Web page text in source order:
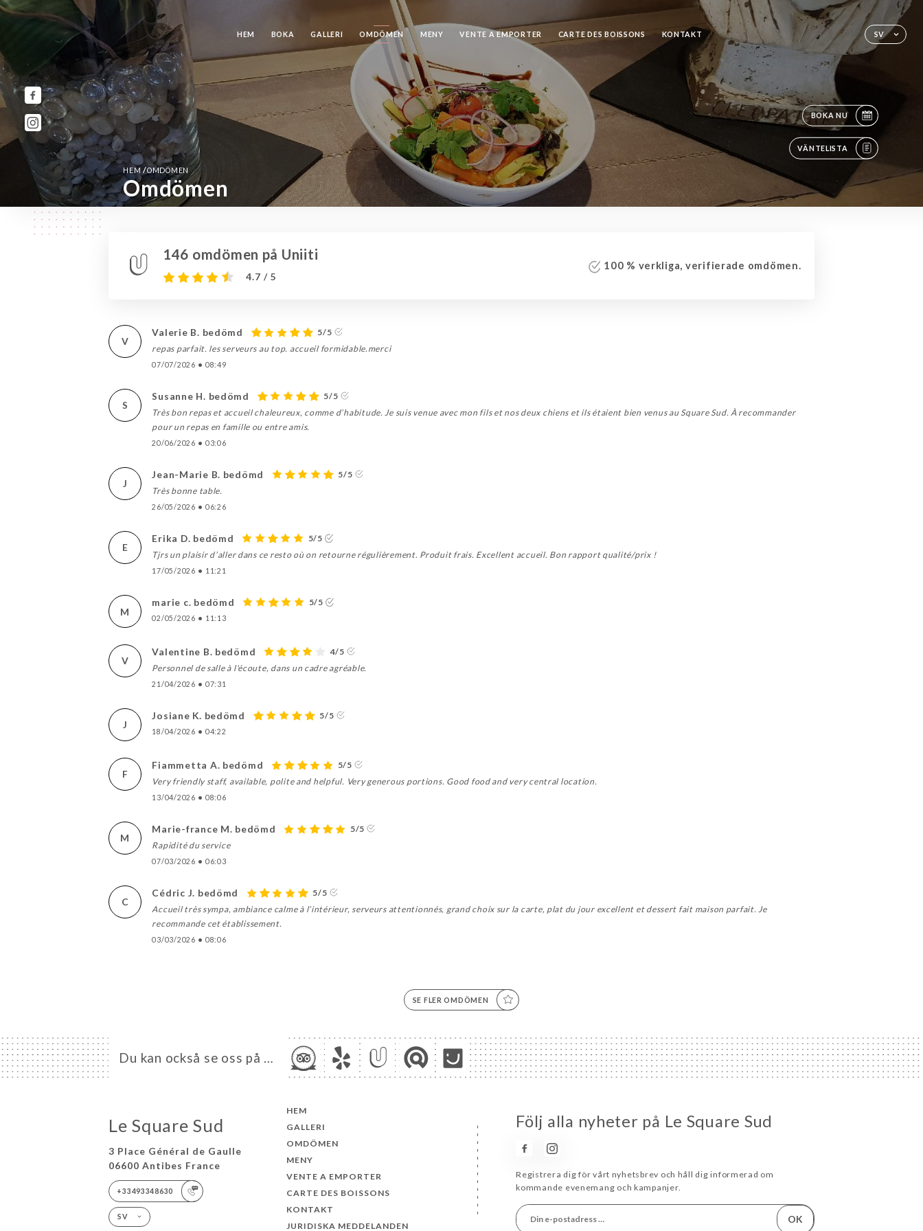
SV
HEM BOKA GALLERI OMDÖMEN MENY VENTE A EMPORTER CARTE DES BOISSONS KONTAKT
BOKA NU
VÄNTELISTA
HEM/OMDÖMEN
Omdömen
146 omdömen på Uniiti
4.7 / 5
100 % verkliga, verifierade omdömen.
V
Valerie B. bedömd
5/5
repas parfait. les serveurs au top. accueil formidable.merci
07/07/2026 • 08:49
S
Susanne H. bedömd
5/5
Très bon repas et accueil chaleureux, comme d’habitude. Je suis venue avec mon fils et nos deux chiens et ils étaient bien venus au Square Sud. À recommander
pour un repas en famille ou entre amis.
20/06/2026 • 03:06
J
Jean-Marie B. bedömd
5/5
Très bonne table.
26/05/2026 • 06:26
E
Erika D. bedömd
5/5
Tjrs un plaisir d’aller dans ce resto où on retourne régulièrement. Produit frais. Excellent accueil. Bon rapport qualité/prix !
17/05/2026 • 11:21
M
marie c. bedömd 5/5
02/05/2026 • 11:13
V
Valentine B. bedömd
4/5
Personnel de salle à l'écoute, dans un cadre agréable.
21/04/2026 • 07:31
J
Josiane K. bedömd 5/5
18/04/2026 • 04:22
F
Fiammetta A. bedömd
5/5
Very friendly staff, available, polite and helpful. Very generous portions. Good food and very central location.
13/04/2026 • 08:06
M
Marie-france M. bedömd
5/5
Rapidité du service
07/03/2026 • 06:03
C
Cédric J. bedömd
5/5
Accueil très sympa, ambiance calme à l’intérieur, serveurs attentionnés, grand choix sur la carte, plat du jour excellent et dessert fait maison parfait. Je
recommande cet établissement.
03/03/2026 • 08:06
SE FLER OMDÖMEN
Du kan också se oss på …
Le Square Sud
3 Place Général de Gaulle
06600 Antibes France
+33493348630
SV
HEM
GALLERI
OMDÖMEN
MENY
VENTE A EMPORTER
CARTE DES BOISSONS
KONTAKT
JURIDISKA MEDDELANDEN
Följ alla nyheter på Le Square Sud
Registrera dig för vårt nyhetsbrev och håll dig informerad om
kommande evenemang och kampanjer.
OK